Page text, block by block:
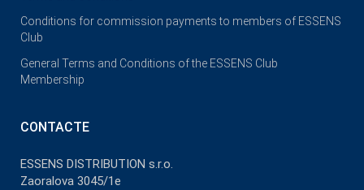
Conditions for commission payments to members of ESSENS
Club
General Terms and Conditions of the ESSENS Club
Membership
CONTACTE
ESSENS DISTRIBUTION s.r.o.
Zaoralova 3045/1e